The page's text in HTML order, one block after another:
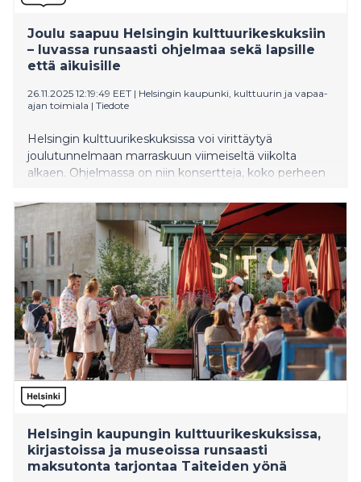
Joulu saapuu Helsingin kulttuurikeskuksiin
– luvassa runsaasti ohjelmaa sekä lapsille
että aikuisille
26.11.2025 12:19:49 EET | Helsingin kaupunki, kulttuurin ja vapaa-
ajan toimiala | Tiedote
Helsingin kulttuurikeskuksissa voi virittäytyä
joulutunnelmaan marraskuun viimeiseltä viikolta
alkaen. Ohjelmassa on niin konsertteja, koko perheen
Helsingin kaupungin kulttuurikeskuksissa,
kirjastoissa ja museoissa runsaasti
maksutonta tarjontaa Taiteiden yönä